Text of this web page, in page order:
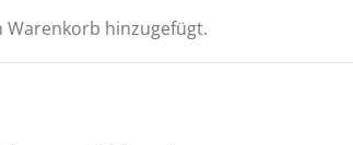
Warenkorb hinzugefügt.